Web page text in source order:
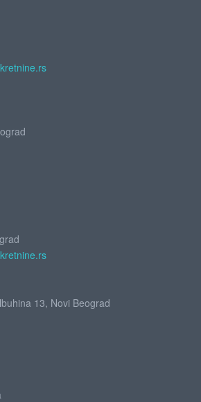
13, Novi Beograd